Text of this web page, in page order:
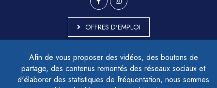
Afin de vous proposer des vidéos, des boutons de
partage, des contenus remontés des réseaux sociaux et
d'élaborer des statistiques de fréquentation, nous sommes
OFFRES D'EMPLOI
ACCESSIBILITÉ - PARTIELLEMENT CONFORME
PLAN DU SITE
MENTIONS LÉGALES